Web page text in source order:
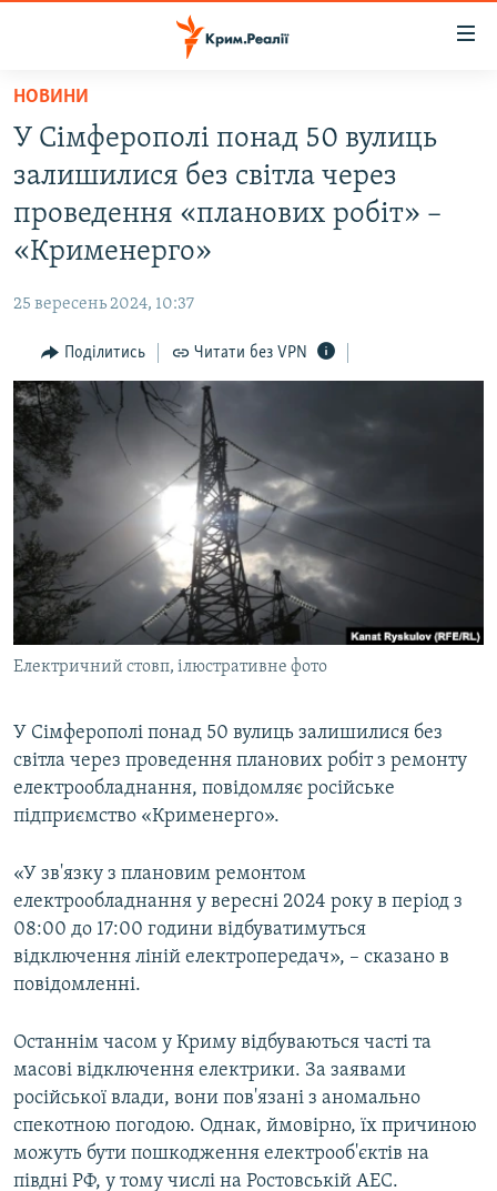
Перейти
основного
матеріалу
до
основної
Перейти
пошуку
НОВИНИ
ВОДА.КРИМ
ПОЛІТИКА
ПОГЛЯД
ІНТЕРВ'Ю
ВСЕ ЗА ДЕНЬ
СПЕЦПРОЕКТИ
ДЕПОРТАЦІЯ
СВІДЧЕННЯ ОКУПАЦІЇ
УКРАЇНСЬКА ПРОБЛЕМА КРИМУ
ІНФОГРАФІКА
ЯК ОБІЙТИ БЛОКУВАННЯ
Русский
Qırımtatar
ДОЛУЧАЙСЯ!
Усі сайти RFE/RL
НОВИНИ
У Сімферополі понад 50 вулиць
залишилися без світла через
проведення «планових робіт» –
«Крименерго»
25 вересень 2024, 10:37
Поділитись Читати без VPN
Електричний стовп, ілюстративне фото
У Сімферополі понад 50 вулиць залишилися без
світла через проведення планових робіт з ремонту
електрообладнання, повідомляє російське
підприємство «Крименерго».
«У зв'язку з плановим ремонтом
електрообладнання у вересні 2024 року в період з
08:00 до 17:00 години відбуватимуться
відключення ліній електропередач», – сказано в
повідомленні.
Останнім часом у Криму відбуваються часті та
масові відключення електрики. За заявами
російської влади, вони пов'язані з аномально
спекотною погодою. Однак, ймовірно, їх причиною
можуть бути пошкодження електрооб'єктів на
півдні РФ, у тому числі на Ростовській АЕС.